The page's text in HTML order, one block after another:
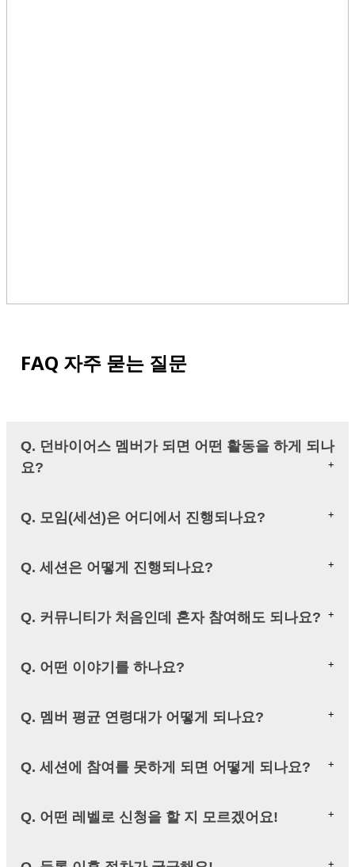
FAQ 자주 묻는 질문
Q. 던바이어스 멤버가 되면 어떤 활동을 하게 되나
요?
Q. 모임(세션)은 어디에서 진행되나요?
Q. 세션은 어떻게 진행되나요?
Q. 커뮤니티가 처음인데 혼자 참여해도 되나요?
Q. 어떤 이야기를 하나요?
Q. 멤버 평균 연령대가 어떻게 되나요?
Q. 세션에 참여를 못하게 되면 어떻게 되나요?
Q. 어떤 레벨로 신청을 할 지 모르겠어요!